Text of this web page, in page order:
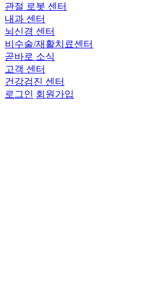
관절 로봇 센터
내과 센터
뇌신경 센터
비수술/재활치료센터
곧바로 소식
고객 센터
건강검진 센터
로그인 회원가입